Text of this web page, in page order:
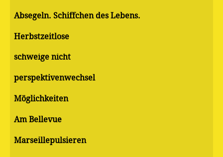
Absegeln. Schiffchen des Lebens.
Herbstzeitlose
schweige nicht
perspektivenwechsel
Möglichkeiten
Am Bellevue
Marseillepulsieren